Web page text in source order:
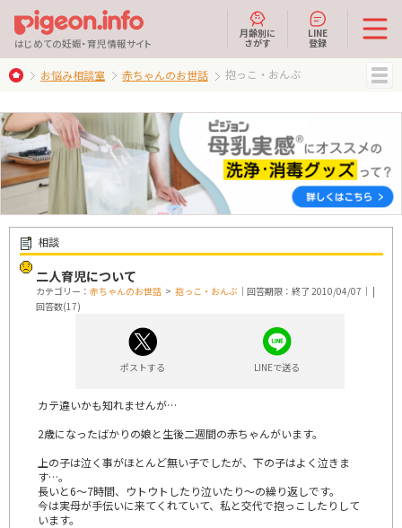
はじめての妊娠・育児情報サイト
月齢別に
さがす
LINE
登録
お悩み相談室 赤ちゃんのお世話 抱っこ・おんぶ
相談
二人育児について
カテゴリー： 赤ちゃんのお世話 > 抱っこ・おんぶ ｜回答期限：終了 2010/04/07｜ |
回答数(17)
ポストする LINEで送る
カテ違いかも知れませんが…
2歳になったばかりの娘と生後二週間の赤ちゃんがいます。
上の子は泣く事がほとんど無い子でしたが、下の子はよく泣きま
す…。
長いと6～7時間、ウトウトしたり泣いたり～の繰り返しです。
今は実母が手伝いに来てくれていて、私と交代で抱っこしたりして
います。